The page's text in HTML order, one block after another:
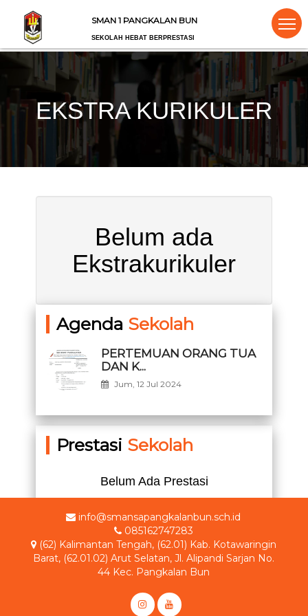
SMAN 1 PANGKALAN BUN
SEKOLAH HEBAT BERPRESTASI
EKSTRA KURIKULER
Belum ada
Ekstrakurikuler
Agenda Sekolah
PERTEMUAN ORANG TUA
DAN K...
Jum, 12 Jul 2024
Prestasi Sekolah
Belum Ada Prestasi
info@smansapangkalanbun.sch.id
085162747283
(62) Kalimantan Tengah, (62.01) Kab. Kotawaringin
Barat, (62.01.02) Arut Selatan, Jl. Alipandi Sarjan No.
44 Kec. Pangkalan Bun